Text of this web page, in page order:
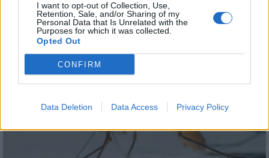
I want to opt-out of Collection, Use,
Retention, Sale, and/or Sharing of my
Personal Data that Is Unrelated with the
Purposes for which it was collected.
Opted Out
CONFIRM
Data Deletion Data Access Privacy Policy
Gál Ferenc Egyetem